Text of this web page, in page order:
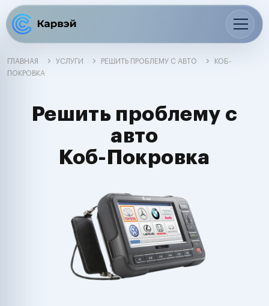
ГЛАВНАЯ УСЛУГИ РЕШИТЬ ПРОБЛЕМУ С АВТО
КОБ-
ПОКРОВКА
Решить проблему с
авто
Коб-Покровка